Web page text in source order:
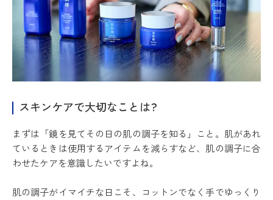
スキンケアで大切なことは?
まずは「鏡を見てその日の肌の調子を知る」こと。肌があれ
ているときは使用するアイテムを減らすなど、肌の調子に合
わせたケアを意識したいですよね。
肌の調子がイマイチな日こそ、コットンでなく手でゆっくり